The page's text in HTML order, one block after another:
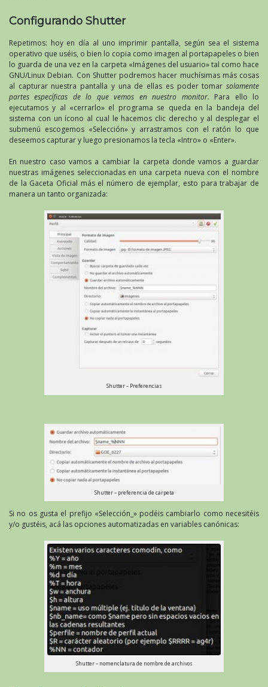
Configurando Shutter
Repetimos: hoy en día al uno imprimir pantalla, según sea el sistema
operativo que uséis, o bien lo copia como imagen al portapapeles o bien
lo guarda de una vez en la carpeta «Imágenes del usuario» tal como hace
GNU/Linux Debian. Con Shutter podremos hacer muchísimas más cosas
al capturar nuestra pantalla y una de ellas es poder tomar solamente
partes específicas de lo que vemos en nuestro monitor. Para ello lo
ejecutamos y al «cerrarlo» el programa se queda en la bandeja del
sistema con un ícono al cual le hacemos clic derecho y al desplegar el
submenú escogemos «Selección» y arrastramos con el ratón lo que
deseemos capturar y luego presionamos la tecla «Intro» o «Enter».
En nuestro caso vamos a cambiar la carpeta donde vamos a guardar
nuestras imágenes seleccionadas en una carpeta nueva con el nombre
de la Gaceta Oficial más el número de ejemplar, esto para trabajar de
manera un tanto organizada:
Shutter – Preferencias
Shutter – preferencia de carpeta
Si no os gusta el prefijo «Selección_» podéis cambiarlo como necesitéis
y/o gustéis, acá las opciones automatizadas en variables canónicas:
Shutter – nomenclatura de nombre de archivos